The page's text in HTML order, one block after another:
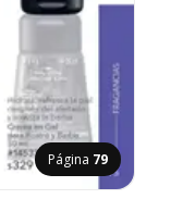
Página 79